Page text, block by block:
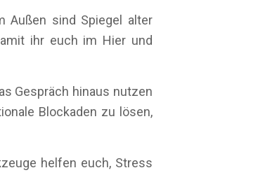
Außen sind Spiegel alter
ihr euch im Hier und
Gespräch hinaus nutzen
Blockaden zu lösen,
helfen euch, Stress